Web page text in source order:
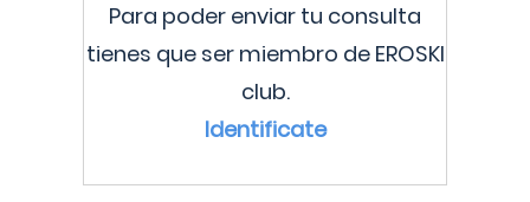
Para poder enviar tu consulta
tienes que ser miembro de EROSKI
club.
Identificate